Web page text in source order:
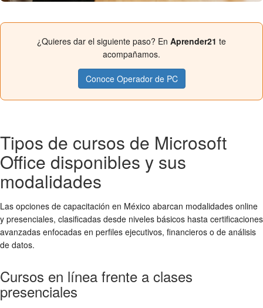
¿Quieres dar el siguiente paso? En Aprender21 te
acompañamos.
Conoce Operador de PC
Tipos de cursos de Microsoft
Office disponibles y sus
modalidades
Las opciones de capacitación en México abarcan modalidades online
y presenciales, clasificadas desde niveles básicos hasta certificaciones
avanzadas enfocadas en perfiles ejecutivos, financieros o de análisis
de datos.
Cursos en línea frente a clases
presenciales